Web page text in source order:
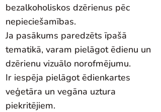
bezalkoholiskos dzērienus pēc
nepieciešamības.
Ja pasākums paredzēts īpašā
tematikā, varam pielāgot ēdienu un
dzērienu vizuālo norofmējumu.
Ir iespēja pielāgot ēdienkartes
veģetāra un vegāna uztura
piekritējiem.